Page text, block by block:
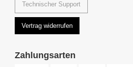
Technischer Support
Vertrag widerrufen
Zahlungsarten